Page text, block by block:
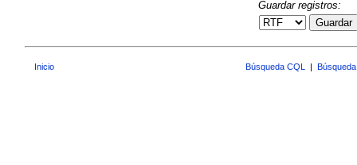
Guardar registros:
Guardar
Inicio Búsqueda CQL